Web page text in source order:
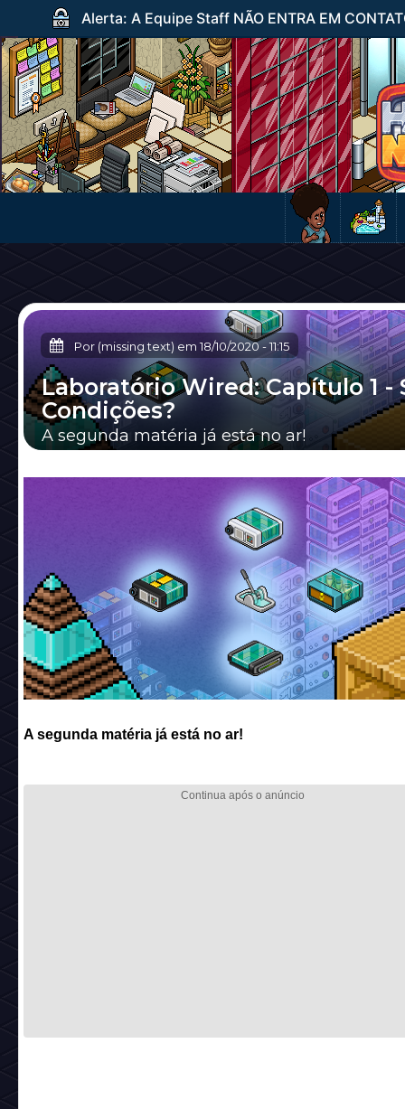
Alerta: A Equipe Staff NÃO ENTRA EM
Por (missing text) em18/10/2020-11:15
Laboratório Wired: Capítulo 1 -
Condições?
A segunda matéria já está no ar!
A segunda matéria já está no ar!